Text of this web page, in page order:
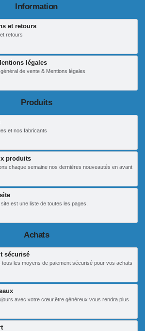
Information
et retours
retours
légales
de vente & Mentions légales
Produits
et nos fabricants
produits
chaque semaine nos dernières nouveautés en avant
est une liste de toutes les pages.
Achats
sécurisé
tous les moyens de paiement sécurisé pour vos achats
avec votre cœur,être généreux vous rendra plus